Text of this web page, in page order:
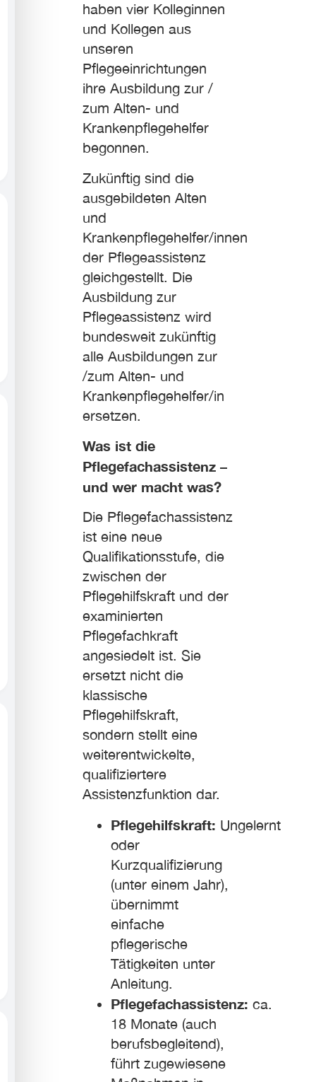
haben vier Kolleginnen
und Kollegen aus
unseren
Pflegeeinrichtungen
ihre Ausbildung zur /
zum Alten- und
Krankenpflegehelfer
begonnen.
Zukünftig sind die
ausgebildeten Alten
und
Krankenpflegehelfer/innen
der Pflegeassistenz
gleichgestellt. Die
Ausbildung zur
Pflegeassistenz wird
bundesweit zukünftig
alle Ausbildungen zur
/zum Alten- und
Krankenpflegehelfer/in
ersetzen.
Was ist die
Pflegefachassistenz –
und wer macht was?
Die Pflegefachassistenz
ist eine neue
Qualifikationsstufe, die
zwischen der
Pflegehilfskraft und der
examinierten
Pflegefachkraft
angesiedelt ist. Sie
ersetzt nicht die
klassische
Pflegehilfskraft,
sondern stellt eine
weiterentwickelte,
qualifiziertere
Assistenzfunktion dar.
Pflegehilfskraft: Ungelernt
oder
Kurzqualifizierung
(unter einem Jahr),
übernimmt
einfache
pflegerische
Tätigkeiten unter
Anleitung.
Pflegefachassistenz: ca.
18 Monate (auch
berufsbegleitend),
führt zugewiesene